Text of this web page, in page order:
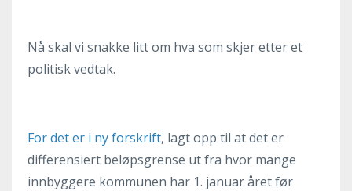
Nå skal vi snakke litt om hva som skjer etter et
politisk vedtak.
For det er i ny forskrift, lagt opp til at det er
differensiert beløpsgrense ut fra hvor mange
innbyggere kommunen har 1. januar året før